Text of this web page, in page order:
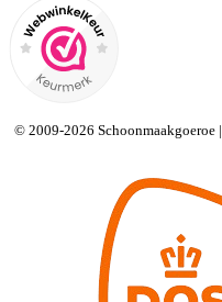
© 2009-2026 Schoonmaakgoeroe |